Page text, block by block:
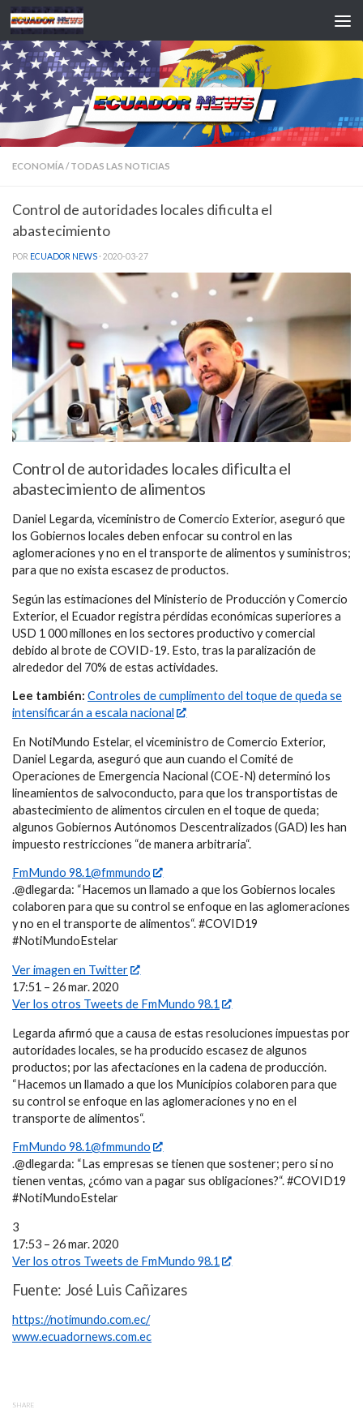
Saltar al contenido
ECONOMÍA/ TODAS LAS NOTICIAS
Control de autoridades locales dificulta el
abastecimiento
POR ECUADOR NEWS · 2020-03-27
Control de autoridades locales dificulta el
abastecimiento de alimentos
Daniel Legarda, viceministro de Comercio Exterior, aseguró que
los Gobiernos locales deben enfocar su control en las
aglomeraciones y no en el transporte de alimentos y suministros;
para que no exista escasez de productos.
Según las estimaciones del Ministerio de Producción y Comercio
Exterior, el Ecuador registra pérdidas económicas superiores a
USD 1 000 millones en los sectores productivo y comercial
debido al brote de COVID-19. Esto, tras la paralización de
alrededor del 70% de estas actividades.
Lee también: Controles de cumplimento del toque de queda se
intensificarán a escala nacional
En NotiMundo Estelar, el viceministro de Comercio Exterior,
Daniel Legarda, aseguró que aun cuando el Comité de
Operaciones de Emergencia Nacional (COE-N) determinó los
lineamientos de salvoconducto, para que los transportistas de
abastecimiento de alimentos circulen en el toque de queda;
algunos Gobiernos Autónomos Descentralizados (GAD) les han
impuesto restricciones “de manera arbitraria“.
FmMundo 98.1@fmmundo
.@dlegarda: “Hacemos un llamado a que los Gobiernos locales
colaboren para que su control se enfoque en las aglomeraciones
y no en el transporte de alimentos“. #COVID19
#NotiMundoEstelar
Ver imagen en Twitter
17:51 – 26 mar. 2020
Ver los otros Tweets de FmMundo 98.1
Legarda afirmó que a causa de estas resoluciones impuestas por
autoridades locales, se ha producido escasez de algunos
productos; por las afectaciones en la cadena de producción.
“Hacemos un llamado a que los Municipios colaboren para que
su control se enfoque en las aglomeraciones y no en el
transporte de alimentos“.
FmMundo 98.1@fmmundo
.@dlegarda: “Las empresas se tienen que sostener; pero si no
tienen ventas, ¿cómo van a pagar sus obligaciones?“. #COVID19
#NotiMundoEstelar
3
17:53 – 26 mar. 2020
Ver los otros Tweets de FmMundo 98.1
Fuente: José Luis Cañizares
https://notimundo.com.ec/
www.ecuadornews.com.ec
SHARE